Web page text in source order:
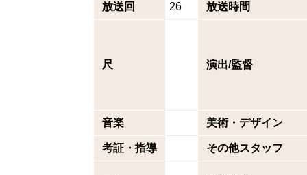
放送回 26 放送時間
尺 演出/監督
音楽 美術・デザイン
考証・指導 その他スタッフ